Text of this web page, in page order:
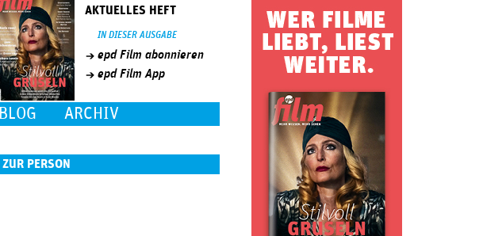
AKTUELLES HEFT
IN DIESER AUSGABE
epd Film abonnieren
epd Film App
BLOG ARCHIV
ZUR PERSON